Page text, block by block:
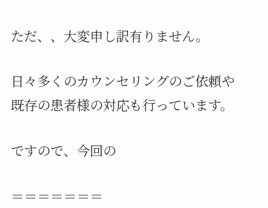
ただ、、大変申し訳有りません。
日々多くのカウンセリングのご依頼や
既存の患者様の対応も行っています。
ですので、今回の
＝＝＝＝＝＝＝